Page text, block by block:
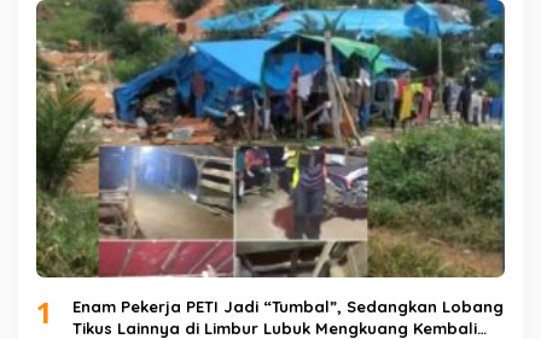
1
Enam Pekerja PETI Jadi “Tumbal”, Sedangkan Lobang
Tikus Lainnya di Limbur Lubuk Mengkuang Kembali